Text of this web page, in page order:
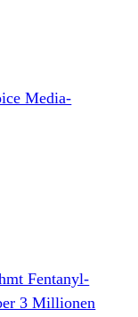
Media-
Fentanyl-
3 Millionen